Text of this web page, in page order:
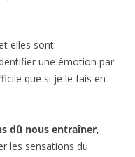
elles sont
une émotion par
que si je le fais en
dû nous entraîner,
les sensations du